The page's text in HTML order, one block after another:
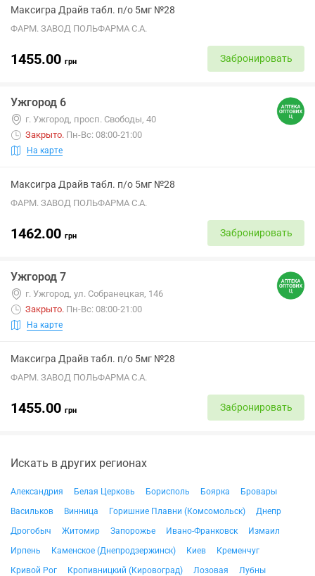
Максигра Драйв табл. п/о 5мг №28
ФАРМ. ЗАВОД ПОЛЬФАРМА С.А.
1455.00 грн Забронировать
Ужгород 6
г. Ужгород, просп. Свободы, 40
Закрыто. Пн-Вс: 08:00-21:00
На карте
Максигра Драйв табл. п/о 5мг №28
ФАРМ. ЗАВОД ПОЛЬФАРМА С.А.
1462.00 грн Забронировать
Ужгород 7
г. Ужгород, ул. Собранецкая, 146
Закрыто. Пн-Вс: 08:00-21:00
На карте
Максигра Драйв табл. п/о 5мг №28
ФАРМ. ЗАВОД ПОЛЬФАРМА С.А.
1455.00 грн Забронировать
Искать в других регионах
Александрия Белая Церковь Борисполь Боярка
Бровары
Васильков
Винница Горишние Плавни (Комсомольск)
Днепр
Дрогобыч
Житомир Запорожье Ивано-Франковск
Измаил
Ирпень
Каменское (Днепродзержинск) Киев
Кременчуг
Кривой Рог
Кропивницкий (Кировоград) Лозовая
Лубны